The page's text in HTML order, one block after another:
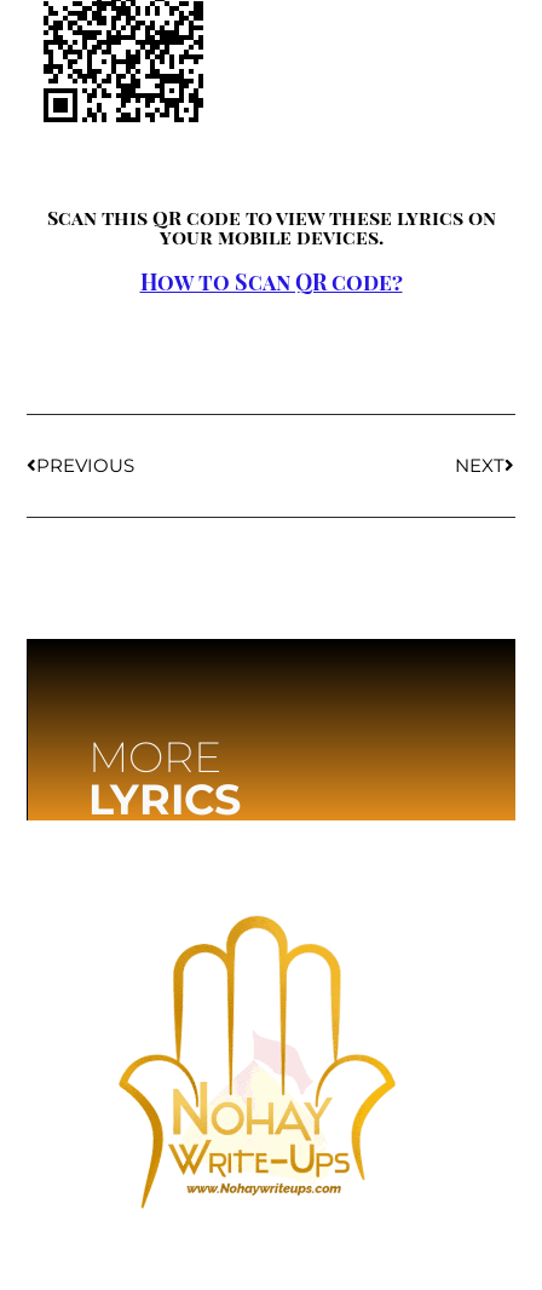
Scan this QR code to view these lyrics on
your mobile devices.
How to Scan QR code?
PREVIOUS NEXT
MORE
LYRICS